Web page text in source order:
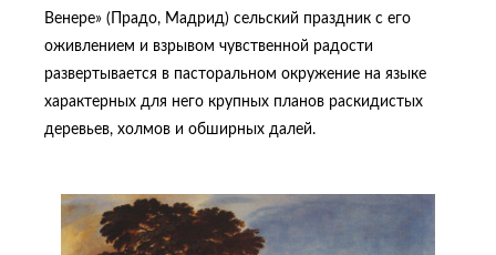
Венере» (Прадо, Мадрид) сельский праздник с его
оживлением и взрывом чувственной радости
развертывается в пасторальном окружение на языке
характерных для него крупных планов раскидистых
деревьев, холмов и обширных далей.